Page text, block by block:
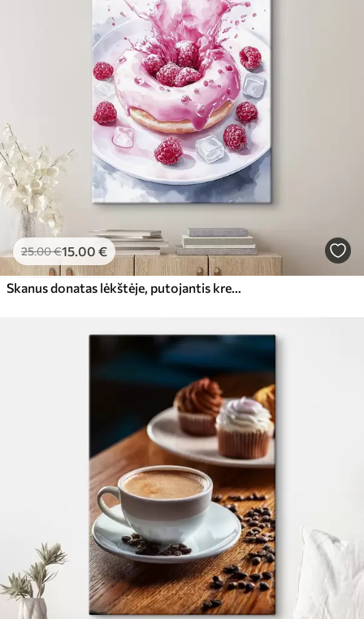
25.00€15.00 €
Skanus donatas lėkštėje, putojantis kremas, avietės, ledas